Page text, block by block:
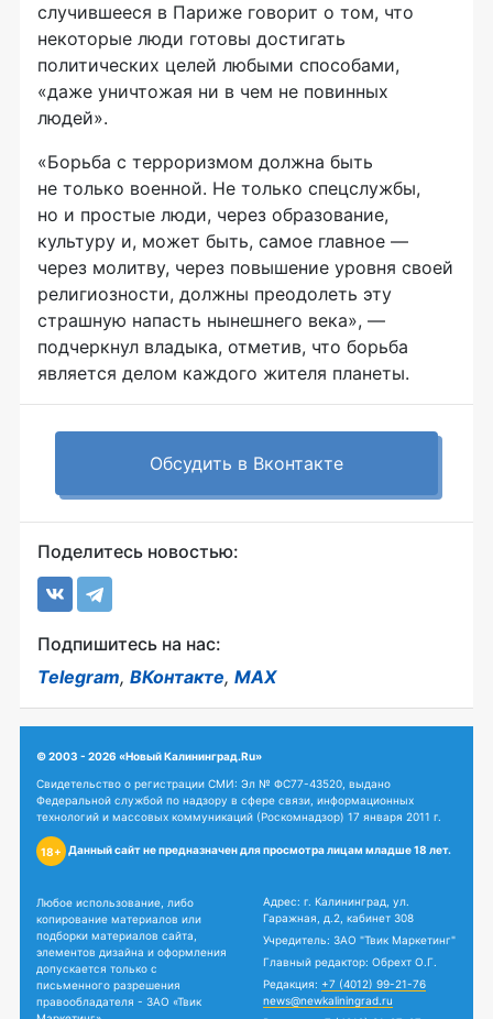
случившееся в Париже говорит о том, что
некоторые люди готовы достигать
политических целей любыми способами,
«даже уничтожая ни в чем не повинных
людей».
«Борьба с терроризмом должна быть
не только военной. Не только спецслужбы,
но и простые люди, через образование,
культуру и, может быть, самое главное —
через молитву, через повышение уровня своей
религиозности, должны преодолеть эту
страшную напасть нынешнего века», —
подчеркнул владыка, отметив, что борьба
является делом каждого жителя планеты.
Обсудить в Вконтакте
Поделитесь новостью:
Подпишитесь на нас:
Telegram, ВКонтакте, MAX
© 2003 - 2026 «Новый Калининград.Ru»
Свидетельство о регистрации СМИ: Эл № ФС77-43520, выдано
Федеральной службой по надзору в сфере связи, информационных
технологий и массовых коммуникаций (Роскомнадзор) 17 января 2011 г.
18+ Данный сайт не предназначен для просмотра лицам младше 18 лет.
Любое использование, либо
копирование материалов или
подборки материалов сайта,
элементов дизайна и оформления
допускается только с
письменного разрешения
правообладателя - ЗАО «Твик
Адрес: г. Калининград, ул.
Гаражная, д.2, кабинет 308
Учредитель: ЗАО "Твик Маркетинг"
Главный редактор: Обрехт О.Г.
Редакция: +7 (4012) 99-21-76
news@newkaliningrad.ru